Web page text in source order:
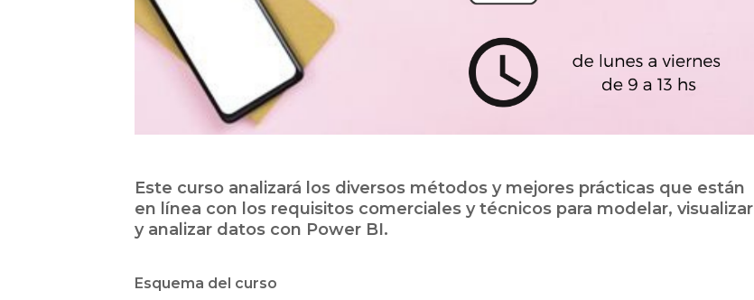
Este curso analizará los diversos métodos y mejores prácticas que están
en línea con los requisitos comerciales y técnicos para modelar, visualizar
y analizar datos con Power BI.
Esquema del curso